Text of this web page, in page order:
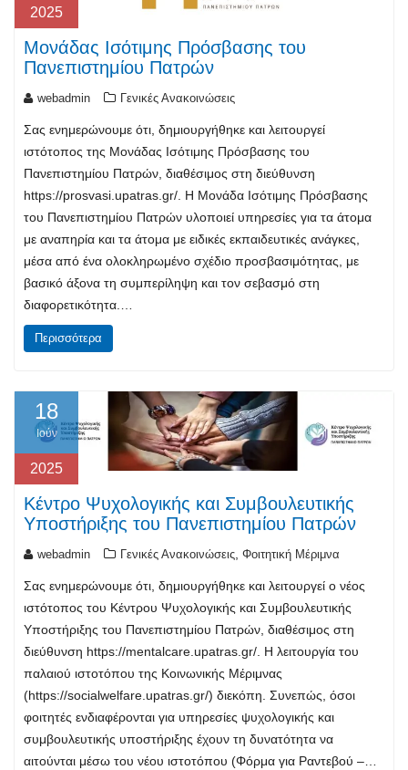
2025
Μονάδας Ισότιμης Πρόσβασης του
Πανεπιστημίου Πατρών
webadmin Γενικές Ανακοινώσεις
Σας ενημερώνουμε ότι, δημιουργήθηκε και λειτουργεί
ιστότοπος της Μονάδας Ισότιμης Πρόσβασης του
Πανεπιστημίου Πατρών, διαθέσιμος στη διεύθυνση
https://prosvasi.upatras.gr/. Η Μονάδα Ισότιμης Πρόσβασης
του Πανεπιστημίου Πατρών υλοποιεί υπηρεσίες για τα άτομα
με αναπηρία και τα άτομα με ειδικές εκπαιδευτικές ανάγκες,
μέσα από ένα ολοκληρωμένο σχέδιο προσβασιμότητας, με
βασικό άξονα τη συμπερίληψη και τον σεβασμό στη
διαφορετικότητα.…
Περισσότερα
18
Ιούν
2025
Κέντρο Ψυχολογικής και Συμβουλευτικής
Υποστήριξης του Πανεπιστημίου Πατρών
webadmin Γενικές Ανακοινώσεις Φοιτητική Μέριμνα
Σας ενημερώνουμε ότι, δημιουργήθηκε και λειτουργεί o νέος
ιστότοπος του Κέντρου Ψυχολογικής και Συμβουλευτικής
Υποστήριξης του Πανεπιστημίου Πατρών, διαθέσιμος στη
διεύθυνση https://mentalcare.upatras.gr/. Η λειτουργία του
παλαιού ιστοτόπου της Κοινωνικής Μέριμνας
(https://socialwelfare.upatras.gr/) διεκόπη. Συνεπώς, όσοι
φοιτητές ενδιαφέρονται για υπηρεσίες ψυχολογικής και
συμβουλευτικής υποστήριξης έχουν τη δυνατότητα να
αιτούνται μέσω του νέου ιστοτόπου (Φόρμα για Ραντεβού –…